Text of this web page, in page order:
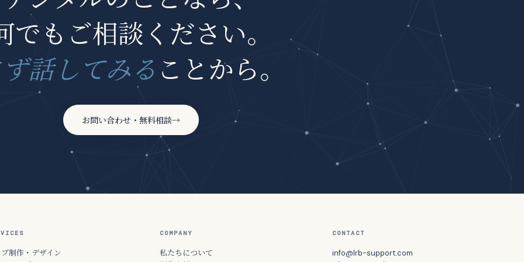
でもご相談ください。
話してみる ことから。
お問い合わせ・無料相談→
制作・デザイン
COMPANY
私たちについて
CONTACT
info@lrb-support.com